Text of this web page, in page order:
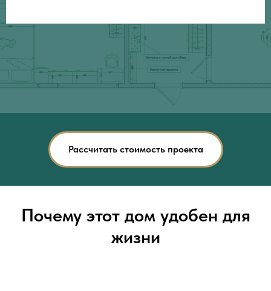
Рассчитать стоимость проекта
Почему этот дом удобен для
жизни